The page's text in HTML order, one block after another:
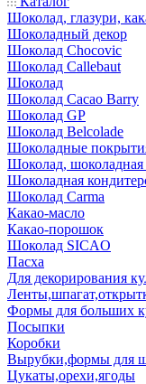
Шоколад, глазури,
Шоколадный декор
Шоколад Chocovic
Шоколад Callebaut
Шоколад
Шоколад Cacao Barry
Шоколад GP
Шоколад Belcolade
Шоколадные
Шоколад, шоколадная
Шоколадная
Шоколад Carma
Какао-масло
Какао-порошок
Шоколад SICAO
Пасха
Для декорирования
Формы для больших
Посыпки
Коробки
Вырубки,формы для
Цукаты,орехи,ягоды